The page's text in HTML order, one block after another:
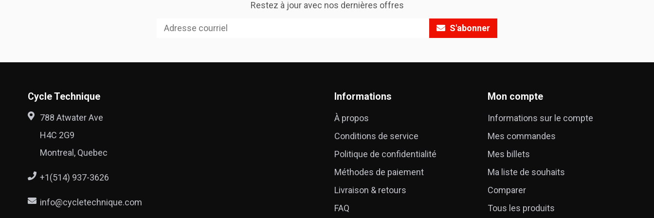
Restez à jour avec nos dernières offres
S'abonner
Cycle Technique
788 Atwater Ave
H4C 2G9
Montreal, Quebec
+1(514) 937-3626
info@cycletechnique.com
Informations
À propos
Conditions de service
Politique de confidentialité
Méthodes de paiement
Livraison & retours
FAQ
Mon compte
Informations sur le compte
Mes commandes
Mes billets
Ma liste de souhaits
Comparer
Tous les produits